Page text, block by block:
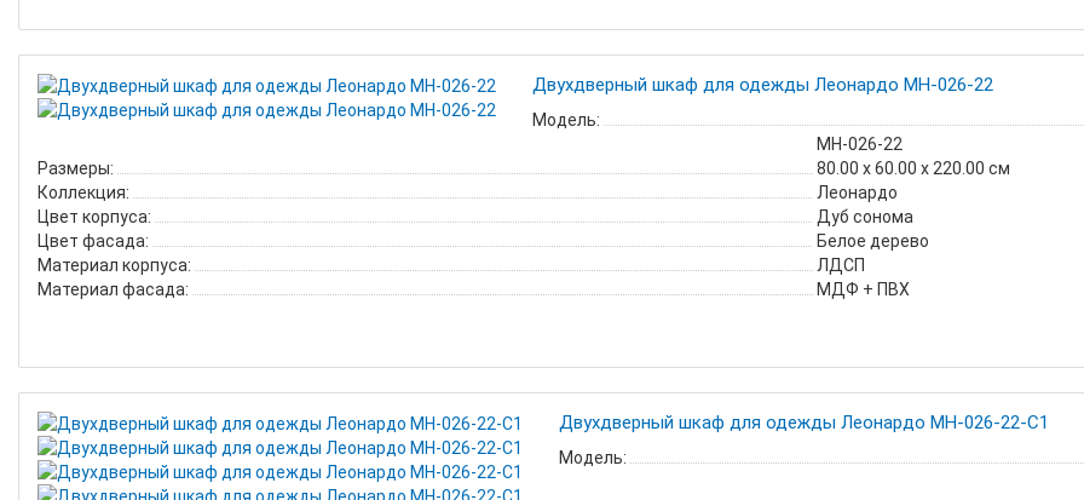
Двухдверный шкаф для одежды Леонардо МН-026-22
Модель:
МН-026-22
Размеры:
80.00 х 60.00 х 220.00 см
Коллекция:
Леонардо
Цвет корпуса:
Дуб сонома
Цвет фасада:
Белое дерево
Материал корпуса:
ЛДСП
Материал фасада:
МДФ + ПВХ
Двухдверный шкаф для одежды Леонардо МН-026-22-С1
Модель: